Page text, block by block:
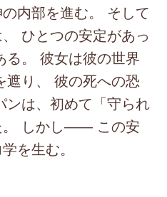
内部を進む。 そして
ひとつの安定があっ
る。 彼女は彼の世界
遮り、 彼の死への恐
ンは、初めて「守られ
。 しかし―― この安
を生む。